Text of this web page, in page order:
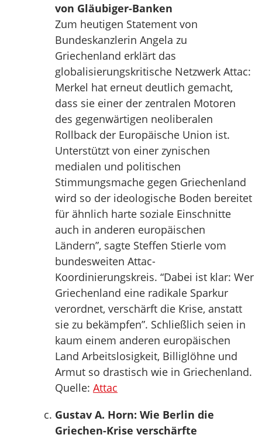
von Gläubiger-Banken
Zum heutigen Statement von
Bundeskanzlerin Angela zu
Griechenland erklärt das
globalisierungskritische Netzwerk Attac:
Merkel hat erneut deutlich gemacht,
dass sie einer der zentralen Motoren
des gegenwärtigen neoliberalen
Rollback der Europäische Union ist.
Unterstützt von einer zynischen
medialen und politischen
Stimmungsmache gegen Griechenland
wird so der ideologische Boden bereitet
für ähnlich harte soziale Einschnitte
auch in anderen europäischen
Ländern”, sagte Steffen Stierle vom
bundesweiten Attac-
Koordinierungskreis. “Dabei ist klar: Wer
Griechenland eine radikale Sparkur
verordnet, verschärft die Krise, anstatt
sie zu bekämpfen”. Schließlich seien in
kaum einem anderen europäischen
Land Arbeitslosigkeit, Billiglöhne und
Armut so drastisch wie in Griechenland.
Quelle: Attac
Gustav A. Horn: Wie Berlin die
Griechen-Krise verschärfte